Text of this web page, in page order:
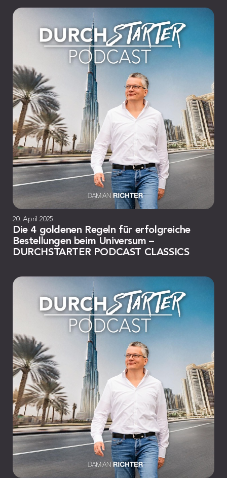
20. April 2025
Die 4 goldenen Regeln für erfolgreiche
Bestellungen beim Universum –
DURCHSTARTER PODCAST CLASSICS